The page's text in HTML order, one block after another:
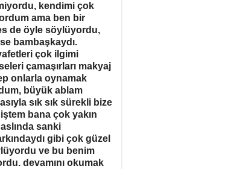
kendimi çok
ama ben bir
de öyle söylüyordu,
bambaşkaydı.
çok ilgimi
çamaşırları makyaj
onlarla oynamak
büyük ablam
sık sık sürekli bize
bana çok yakın
sanki
gibi çok güzel
ve bu benim
devamını okumak